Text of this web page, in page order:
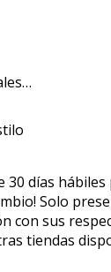
30 días
Solo
con sus
tiendas